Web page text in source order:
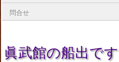
問合せ
眞武館の船出です